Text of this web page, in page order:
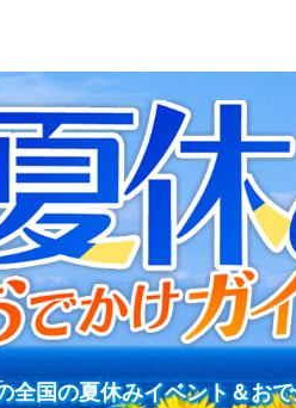
全国の夏休みイベント＆お